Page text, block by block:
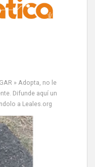
» Adopta, no le
Difunde aquí un
a Leales.org